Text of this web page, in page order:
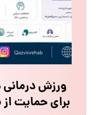
ورزش درمانی
برای حمایت از